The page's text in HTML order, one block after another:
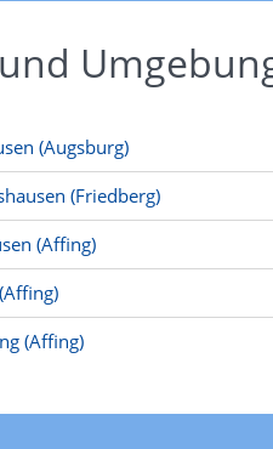
(Augsburg)
(Friedberg)
(Affing)
(Affing)